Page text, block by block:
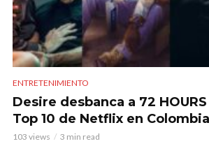
ENTRETENIMIENTO
Desire desbanca a 72
Top 10 de Netflix en Colombia
103 views 3 min read